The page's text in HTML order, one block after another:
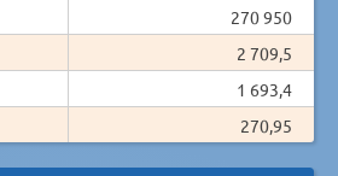
270 950
2 709,5
1 693,4
270,95